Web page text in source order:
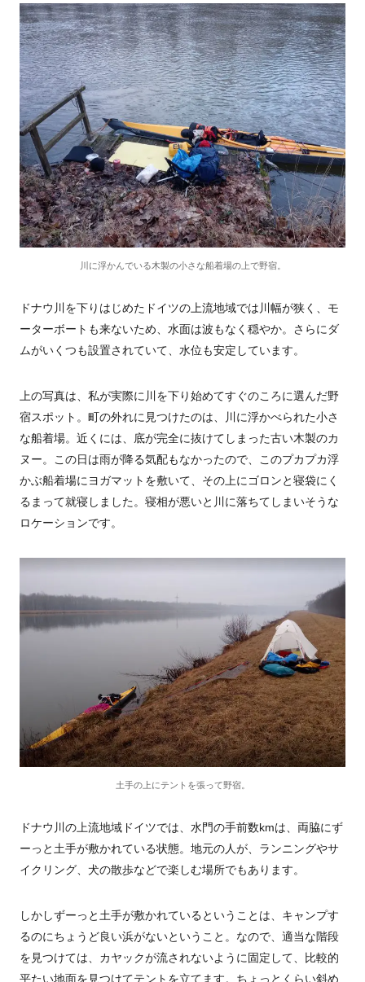
川に浮かんでいる木製の小さな船着場の上で野宿。
ドナウ川を下りはじめたドイツの上流地域では川幅が狭く、モ
ーターボートも来ないため、水面は波もなく穏やか。さらにダ
ムがいくつも設置されていて、水位も安定しています。
上の写真は、私が実際に川を下り始めてすぐのころに選んだ野
宿スポット。町の外れに見つけたのは、川に浮かべられた小さ
な船着場。近くには、底が完全に抜けてしまった古い木製のカ
ヌー。この日は雨が降る気配もなかったので、このプカプカ浮
かぶ船着場にヨガマットを敷いて、その上にゴロンと寝袋にく
るまって就寝しました。寝相が悪いと川に落ちてしまいそうな
ロケーションです。
土手の上にテントを張って野宿。
ドナウ川の上流地域ドイツでは、水門の手前数kmは、両脇にず
ーっと土手が敷かれている状態。地元の人が、ランニングやサ
イクリング、犬の散歩などで楽しむ場所でもあります。
しかしずーっと土手が敷かれているということは、キャンプす
るのにちょうど良い浜がないということ。なので、適当な階段
を見つけては、カヤックが流されないように固定して、比較的
平たい地面を見つけてテントを立てます。ちょっとくらい斜め